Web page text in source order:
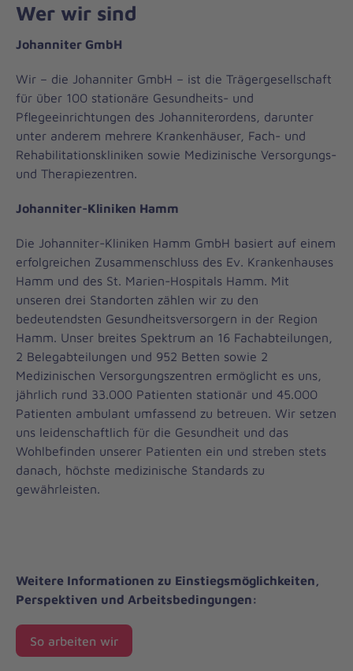
Wer wir sind
Johanniter GmbH
Wir – die Johanniter GmbH – ist die Trägergesellschaft
für über 100 stationäre Gesundheits- und
Pflegeeinrichtungen des Johanniterordens, darunter
unter anderem mehrere Krankenhäuser, Fach- und
Rehabilitationskliniken sowie Medizinische Versorgungs-
und Therapiezentren.
Johanniter-Kliniken Hamm
Die Johanniter-Kliniken Hamm GmbH basiert auf einem
erfolgreichen Zusammenschluss des Ev. Krankenhauses
Hamm und des St. Marien-Hospitals Hamm. Mit
unseren drei Standorten zählen wir zu den
bedeutendsten Gesundheitsversorgern in der Region
Hamm. Unser breites Spektrum an 16 Fachabteilungen,
2 Belegabteilungen und 952 Betten sowie 2
Medizinischen Versorgungszentren ermöglicht es uns,
jährlich rund 33.000 Patienten stationär und 45.000
Patienten ambulant umfassend zu betreuen. Wir setzen
uns leidenschaftlich für die Gesundheit und das
Wohlbefinden unserer Patienten ein und streben stets
danach, höchste medizinische Standards zu
gewährleisten.
Weitere Informationen zu Einstiegsmöglichkeiten,
Perspektiven und Arbeitsbedingungen:
So arbeiten wir